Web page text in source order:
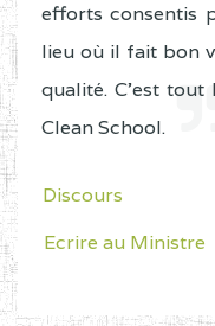
efforts consentis
lieu où il fait bon
qualité. C'est tout
Clean School.
Discours
Ecrire au Ministre